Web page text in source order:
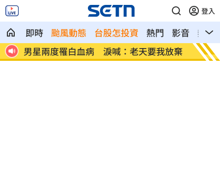
登入
即時 颱風動態 台股怎投資 熱門 影音
熱搜
思
男星兩度罹白血病 淚喊：老天要我放棄 搶攻